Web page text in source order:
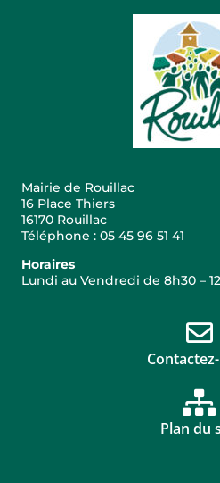
Mairie de Rouillac
16 Place Thiers
16170 Rouillac
Téléphone : 05 45 96 51 41
Horaires
Lundi au Vendredi de 8h30 –
Plan du